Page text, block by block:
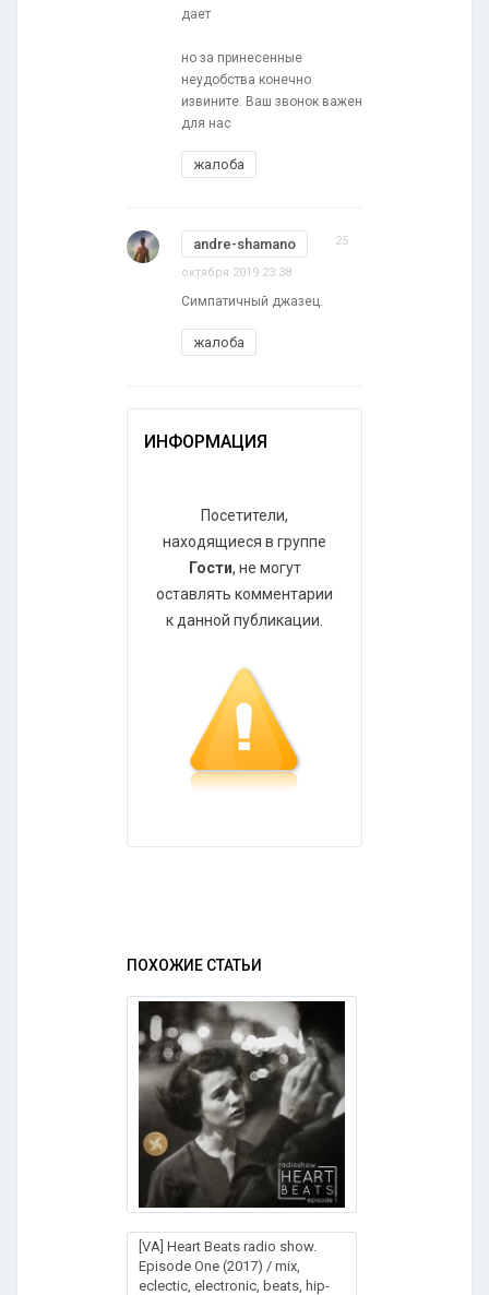
дает
но за принесенные
неудобства конечно
извините. Ваш звонок важен
для нас
жалоба
andre-shamano 25
октября 2019 23:38
Симпатичный джазец.
жалоба
ИНФОРМАЦИЯ
Посетители,
находящиеся в группе
Гости, не могут
оставлять комментарии
к данной публикации.
ПОХОЖИЕ СТАТЬИ
[VA] Heart Beats radio show.
Episode One (2017) / mix,
eclectic, electronic, beats, hip-